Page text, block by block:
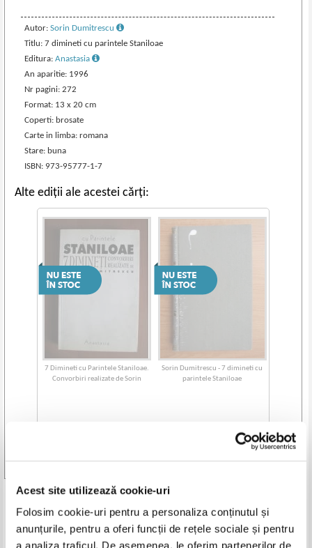
Acest site utilizează cookie-uri
Folosim cookie-uri pentru a personaliza conținutul și
anunțurile, pentru a oferi funcții de rețele sociale și pentru
a analiza traficul. De asemenea, le oferim partenerilor de
Autor:Sorin Dumitrescu
Titlu: 7 dimineti cu parintele Staniloae
Editura:Anastasia
An aparitie: 1996
Nr pagini: 272
Format: 13 x 20 cm
Coperti: brosate
Carte in limba: romana
Stare: buna
ISBN: 973-95777-1-7
Alte ediții ale acestei cărți:
7 Dimineti cu Parintele Staniloae.
Convorbiri realizate de Sorin
Sorin Dumitrescu - 7 dimineti cu
parintele Staniloae
Vezi toate edițiile »
-20% -40%